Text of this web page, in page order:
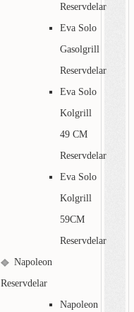
Reservdelar
Eva Solo
Gasolgrill
Reservdelar
Eva Solo
Kolgrill
49 CM
Reservdelar
Eva Solo
Kolgrill
59CM
Reservdelar
Napoleon
Reservdelar
Napoleon